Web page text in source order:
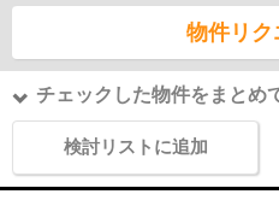
物件リク
チェックした物件をまとめ
検討リストに追加